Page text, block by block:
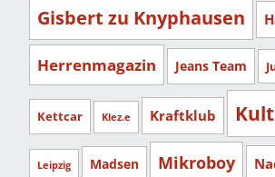
Gisbert zu Knyphausen
Herrenmagazin Jeans Team
Kettcar Klez.e Kraftklub
Leipzig Madsen Mikroboy